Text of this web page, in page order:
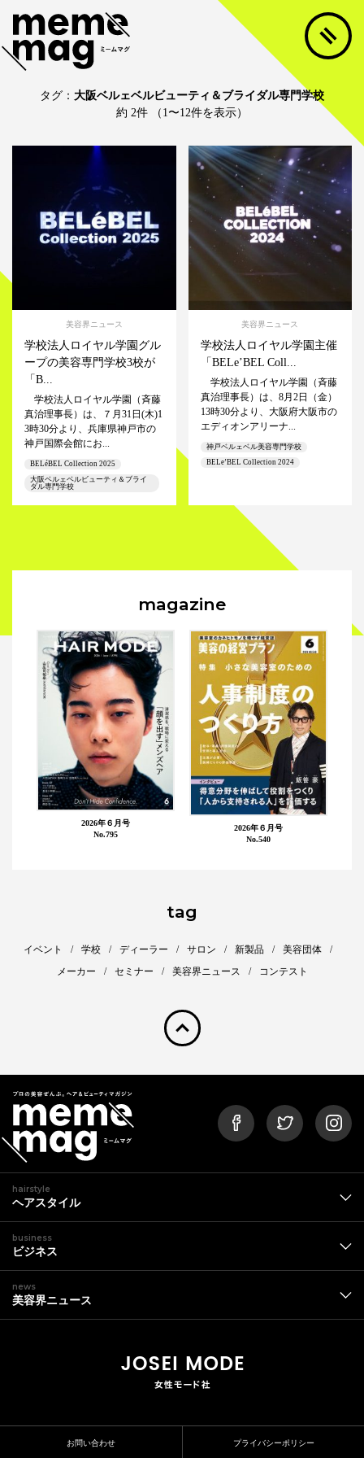
タグ： 大阪ベルェベルビューティ＆ブライダル専門学校
約 2件 （1〜12件を表示）
美容界ニュース
学校法人ロイヤル学園グル
ープの美容専門学校3校が
「B...
学校法人ロイヤル学園（斉藤
真治理事長）は、７月31日(木)1
3時30分より、兵庫県神戸市の
神戸国際会館にお...
BELéBEL Collection 2025
大阪ベルェベルビューティ＆ブライ
ダル専門学校
美容界ニュース
学校法人ロイヤル学園主催
「BELe’BEL Coll...
学校法人ロイヤル学園（斉藤
真治理事長）は、8月2日（金）
13時30分より、大阪府大阪市の
エディオンアリーナ...
神戸ベルェベル美容専門学校
BELe’BEL Collection 2024
magazine
2026年６月号
No.795
2026年６月号
No.540
tag
イベント 学校 ディーラー サロン 新製品
美容団体
メーカー
セミナー 美容界ニュース コンテスト
pagetop
hairstyle
ヘアスタイル
business
ビジネス
news
美容界ニュース
お問い合わせ プライバシーポリシー